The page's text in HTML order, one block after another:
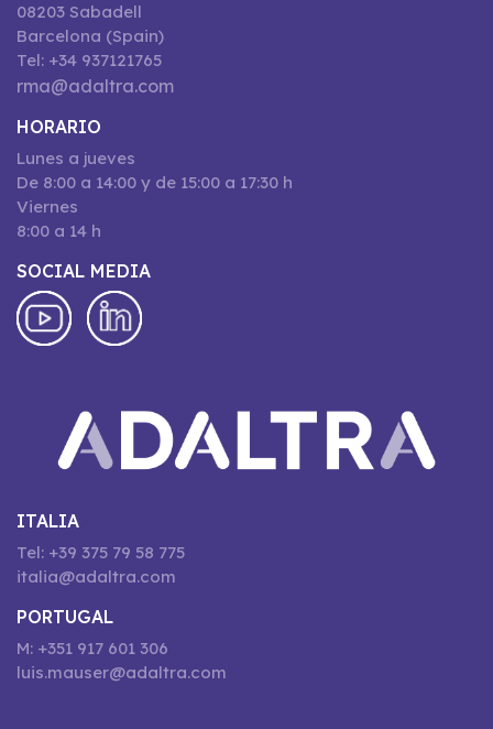
08203 Sabadell
Barcelona (Spain)
Tel: +34 937121765
rma@adaltra.com
HORARIO
Lunes a jueves
De 8:00 a 14:00 y de 15:00 a 17:30 h
Viernes
8:00 a 14 h
SOCIAL MEDIA
ITALIA
Tel: +39 375 79 58 775
italia@adaltra.com
PORTUGAL
M: +351 917 601 306
luis.mauser@adaltra.com